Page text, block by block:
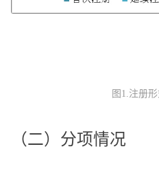
图1.注册
（二）分项情况